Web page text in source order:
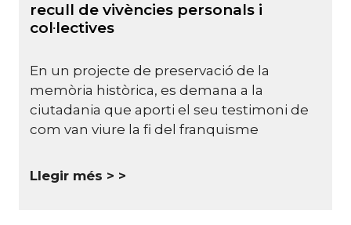
recull de vivències personals i
col·lectives
En un projecte de preservació de la
memòria històrica, es demana a la
ciutadania que aporti el seu testimoni de
com van viure la fi del franquisme
Llegir més >